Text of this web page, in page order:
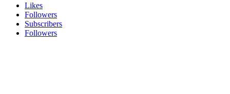
Likes
Followers
Subscribers
Followers